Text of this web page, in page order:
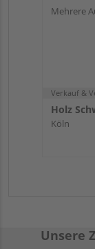
Mehrere
Verkauf &
Holz
Köln
Unsere